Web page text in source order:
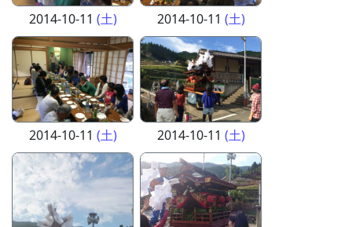
2014-10-11 (土) 2014-10-11 (土)
2014-10-11 (土) 2014-10-11 (土)